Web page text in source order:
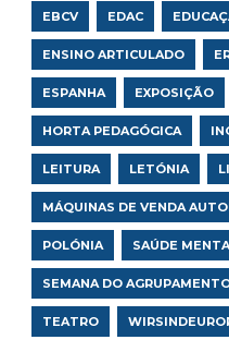
EBCV EDAC
ENSINO ARTICULADO
ESPANHA EXPOSIÇÃO
HORTA PEDAGÓGICA
LEITURA LETÓNIA
MÁQUINAS DE VENDA
POLÓNIA SAÚDE
SEMANA DO
TEATRO